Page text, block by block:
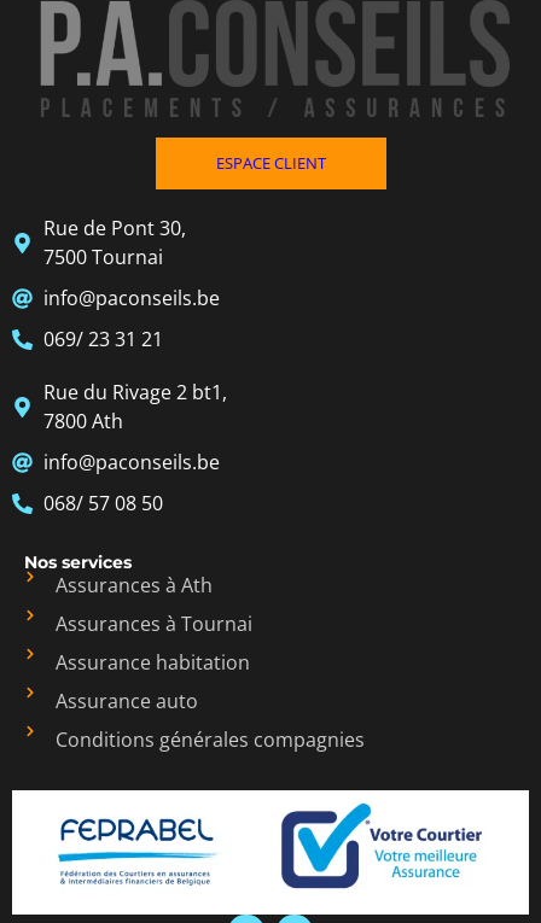
ESPACE CLIENT
Rue de Pont 30,
7500 Tournai
info@paconseils.be
069/ 23 31 21
Rue du Rivage 2 bt1,
7800 Ath
info@paconseils.be
068/ 57 08 50
Nos services
Assurances à Ath
Assurances à Tournai
Assurance habitation
Assurance auto
Conditions générales compagnies